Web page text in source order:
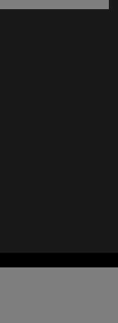
nueva ventana)
nueva ventana)